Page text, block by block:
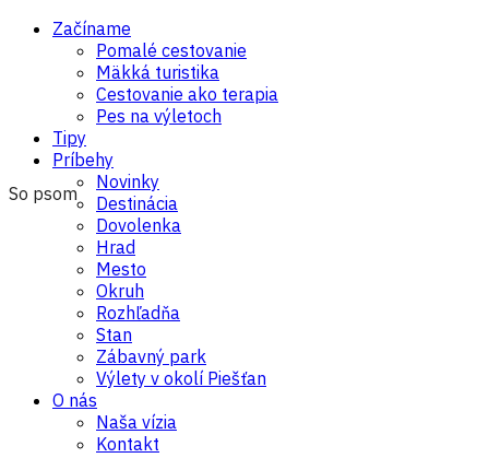
Začíname
Pomalé cestovanie
Mäkká turistika
Cestovanie ako terapia
Pes na výletoch
Tipy
Príbehy
Novinky
Destinácia
Dovolenka
Hrad
Mesto
Okruh
Rozhľadňa
Stan
Zábavný park
Výlety v okolí Piešťan
O nás
Naša vízia
Kontakt
So psom